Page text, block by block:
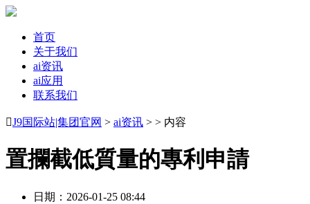
首页
关于我们
ai资讯
ai应用
联系我们
J9国际站|集团官网 > ai资讯 > > 内容
置攔截低質量的專利申請
日期：2026-01-25 08:44